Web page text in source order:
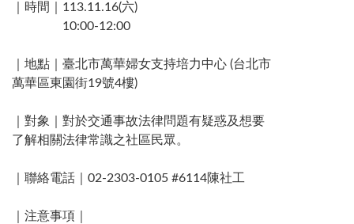
｜時間｜113.11.16(六)
10:00-12:00
｜地點｜臺北市萬華婦女支持培力中心 (台北市
萬華區東園街19號4樓)
｜對象｜對於交通事故法律問題有疑惑及想要
了解相關法律常識之社區民眾。
｜聯絡電話｜02-2303-0105 #6114陳社工 ​
｜注意事項｜